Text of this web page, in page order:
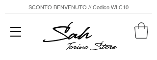
Sah
Torino Store
SCONTO BENVENUTO // Codice WLC10